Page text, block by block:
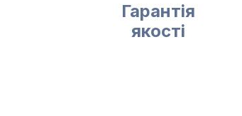
Гарантія
якості